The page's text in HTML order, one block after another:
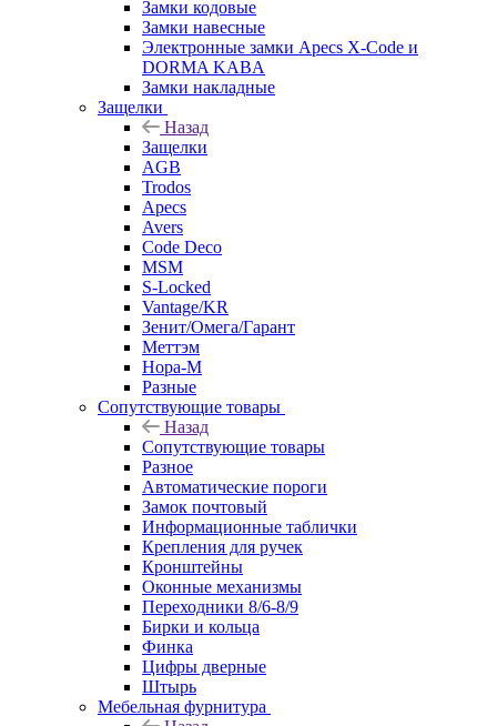
Замки кодовые
Замки навесные
Электронные замки Apecs X-Code и
DORMA KABA
Замки накладные
Защелки
Назад
Защелки
AGB
Trodos
Apecs
Avers
Code Deco
MSM
S-Locked
Vantage/KR
Зенит/Омега/Гарант
Меттэм
Нора-М
Разные
Сопутствующие товары
Назад
Сопутствующие товары
Разное
Автоматические пороги
Замок почтовый
Информационные таблички
Крепления для ручек
Кронштейны
Оконные механизмы
Переходники 8/6-8/9
Бирки и кольца
Финка
Цифры дверные
Штырь
Мебельная фурнитура